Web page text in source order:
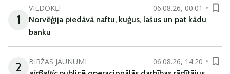
1
VIEDOKĻI
06.08.26, 00:01
Norvēģija piedāvā naftu, kuģus, lašus un pat kādu
banku
2 BIRŽAS JAUNUMI
06.08.26, 14:20